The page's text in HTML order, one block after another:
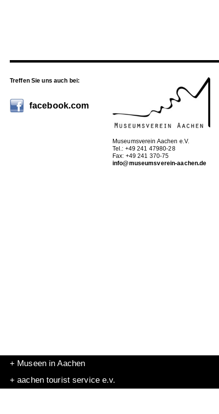
Treffen Sie uns auch bei:
facebook.com
Museumsverein Aachen e.V.
Tel.: +49 241 47980-28
Fax: +49 241 370-75
info@museumsverein-aachen.de
+ Museen in Aachen
+ aachen tourist service e.v.